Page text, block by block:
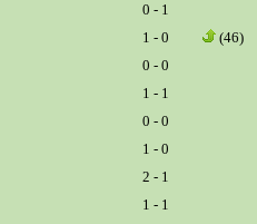
0 - 1
1 - 0
(46)
0 - 0
1 - 1
0 - 0
1 - 0
2 - 1
1 - 1